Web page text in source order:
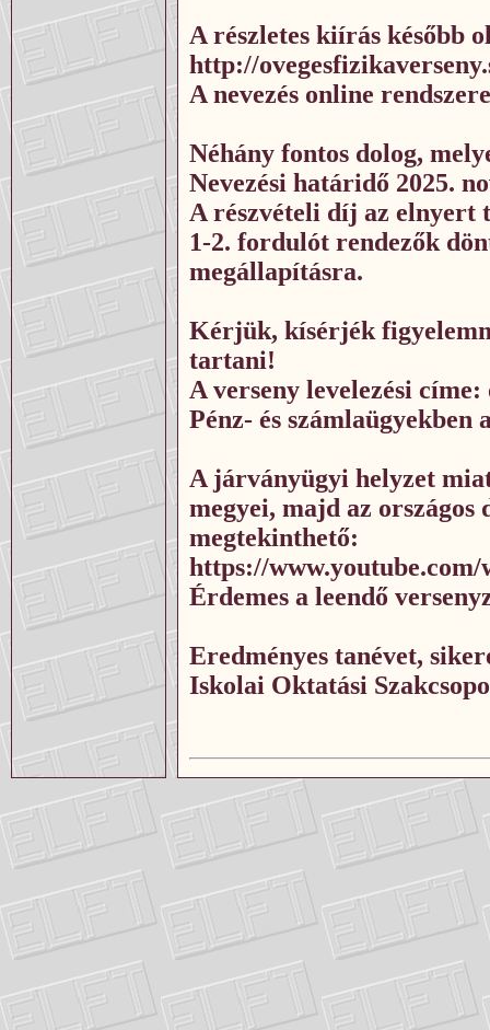
A részletes kiírás később
http://
A nevezés online
Néhány fontos dolog,
Nevezési határidő 2025.
A részvételi díj az elnyert
1-2. fordulót rendezők
megállapításra.
Kérjük, kísérjék
tartani!
A verseny levelezési
Pénz- és
A járványügyi helyzet
megyei, majd az
megtekinthető:
https://
Érdemes a leendő
Eredményes tanévet,
Iskolai Oktatási